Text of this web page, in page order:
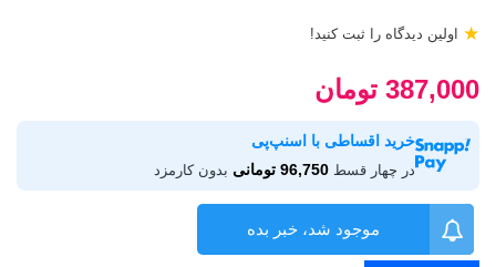
اولین دیدگاه را ثبت کنید! ★
387,000 تومان
خرید اقساطی با اسنپ‌پی
در چهار قسط 96,750 تومانی بدون کارمزد
موجود شد، خبر بده